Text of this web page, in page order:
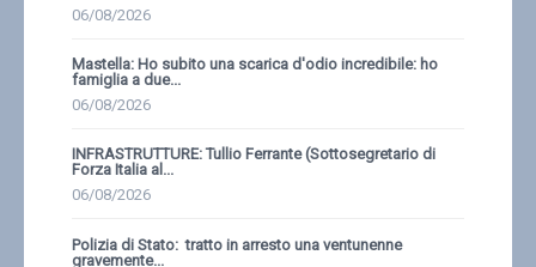
06/08/2026
Mastella: Ho subito una scarica d'odio incredibile: ho
famiglia a due...
06/08/2026
INFRASTRUTTURE: Tullio Ferrante (Sottosegretario di
Forza Italia al...
06/08/2026
Polizia di Stato: tratto in arresto una ventunenne
gravemente...